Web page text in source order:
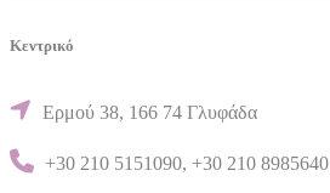
Κεντρικό
Ερμού 38, 166 74 Γλυφάδα
+30 210 5151090, +30 210 8985640